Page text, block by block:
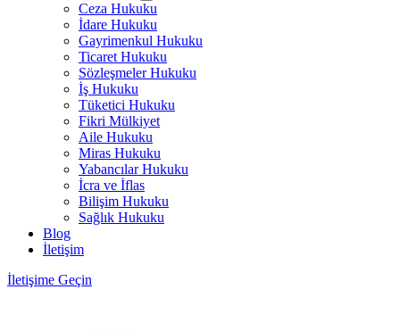
Ceza Hukuku
İdare Hukuku
Gayrimenkul Hukuku
Ticaret Hukuku
Sözleşmeler Hukuku
İş Hukuku
Tüketici Hukuku
Fikri Mülkiyet
Aile Hukuku
Miras Hukuku
Yabancılar Hukuku
İcra ve İflas
Bilişim Hukuku
Sağlık Hukuku
Blog
İletişim
İletişime Geçin